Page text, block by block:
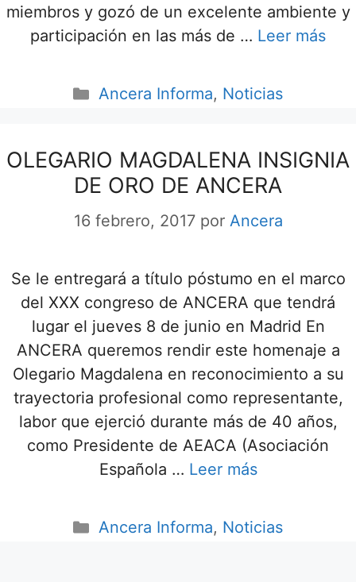
miembros y gozó de un excelente ambiente y
participación en las más de … Leer más
Ancera Informa, Noticias
OLEGARIO MAGDALENA INSIGNIA
DE ORO DE ANCERA
16 febrero, 2017 por Ancera
Se le entregará a título póstumo en el marco
del XXX congreso de ANCERA que tendrá
lugar el jueves 8 de junio en Madrid En
ANCERA queremos rendir este homenaje a
Olegario Magdalena en reconocimiento a su
trayectoria profesional como representante,
labor que ejerció durante más de 40 años,
como Presidente de AEACA (Asociación
Española … Leer más
Ancera Informa, Noticias